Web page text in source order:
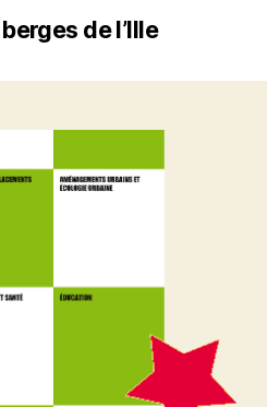
berges de l’Ille